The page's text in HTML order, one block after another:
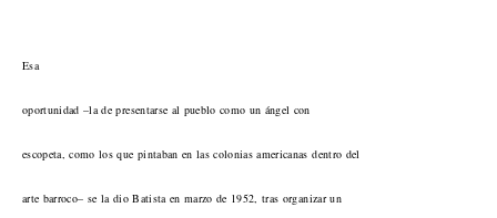
Esa
oportunidad –la de presentarse al pueblo como un ángel con
escopeta, como los que pintaban en las colonias americanas dentro del
arte barroco– se la dio Batista en marzo de 1952, tras organizar un